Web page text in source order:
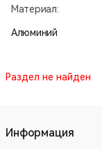
Материал:
Алюминий
Раздел не найден
Информация